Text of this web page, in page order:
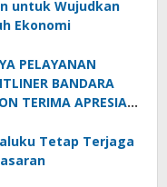
untuk Wujudkan
Ekonomi
PELAYANAN
BANDARA
TERIMA APRESIASI
Tetap Terjaga